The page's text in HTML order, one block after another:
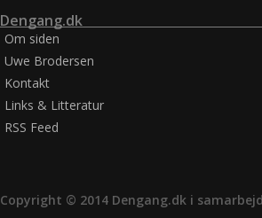
Dengang.dk
Om siden
Uwe Brodersen
Kontakt
Links & Litteratur
RSS Feed
Copyright © 2014 Dengang.dk i